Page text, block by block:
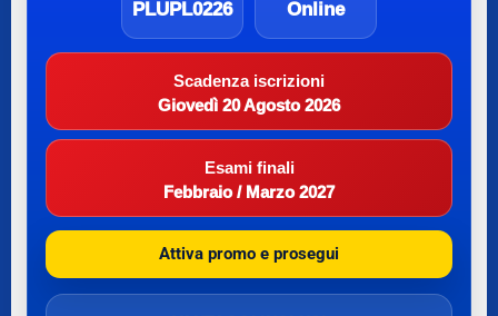
PLUPL0226 Online
Scadenza iscrizioni
Giovedì 20 Agosto 2026
Esami finali
Febbraio / Marzo 2027
Attiva promo e prosegui